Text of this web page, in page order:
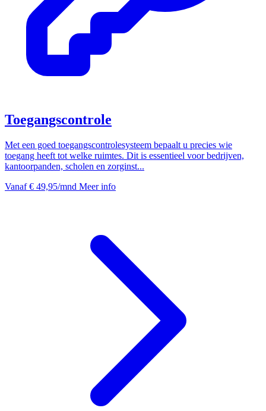
Toegangscontrole
Met een goed toegangscontrolesysteem bepaalt u precies wie
toegang heeft tot welke ruimtes. Dit is essentieel voor bedrijven,
kantoorpanden, scholen en zorginst...
Vanaf€ 49,95/mnd Meer info